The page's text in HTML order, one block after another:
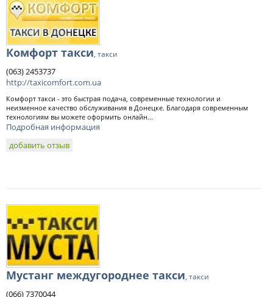
Комфорт такси, такси
(063) 2453737
http://taxicomfort.com.ua
Комфорт такси - это быстрая подача, современные технологии и
неизменное качество обслуживания в Донецке. Благодаря современным
технологиям вы можете оформить онлайн...
Подробная информация
добавить отзыв
Мустанг междугороднее такси, такси
(066) 7370044